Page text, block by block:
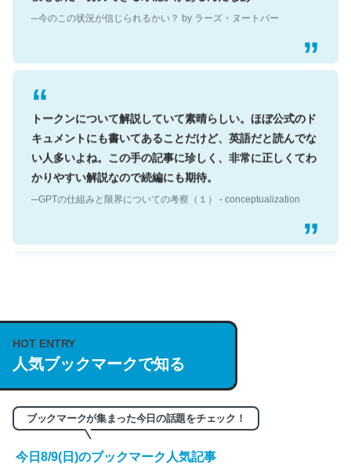
─今のこの状況が信じられるかい？ by ラーズ・ヌートバー
トークンについて解説していて素晴らしい。ほぼ公式のド
キュメントにも書いてあることだけど、英語だと読んでな
い人多いよね。この手の記事に珍しく、非常に正しくてわ
かりやすい解説なので続編にも期待。
─GPTの仕組みと限界についての考察（１） - conceptualization
https://isobe324649.hatenablog.com/entry/2023/03/27
/064121
─GPTの仕組みと限界についての考察（１） - conceptualization
HOT ENTRY
人気ブックマークで知る
ブックマークが集まった今日の話題をチェック！
今日8/9(日)のブックマーク人気記事